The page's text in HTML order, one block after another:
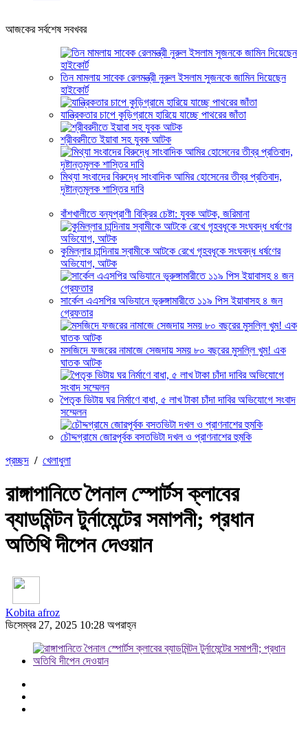
আজকের সর্বশেষ সবখবর
তিন মামলায় সাবেক রেলমন্ত্রী নুরুল ইসলাম সুজনকে জামিন দিয়েছেন
হাইকোর্ট
যান্ত্রিকতার চাপে কুড়িগ্রামে হারিয়ে যাচ্ছে পাথরের জাঁতা
শ্রীবরদীতে ইয়াবা সহ যুবক আটক
মিথ্যা সংবাদের বিরুদ্ধে সাংবাদিক আমির হোসেনের তীব্র প্রতিবাদ,
দৃষ্টান্তমূলক শাস্তির দাবি
বাঁশখালীতে বন্যপ্রাণী বিক্রির চেষ্টা: যুবক আটক, জরিমানা
কুমিল্লার চান্দিনায় স্বামীকে আটকে রেখে গৃহবধূকে সংঘবদ্ধ ধর্ষণের
অভিযোগ, আটক
সার্কেল এএসপির অভিযানে ভূরুঙ্গামারীতে ১১৯ পিস ইয়াবাসহ ৪ জন
গ্রেফতার
মসজিদে ফজরের নামাজে সেজদায় সময় ৮০ বছরের মুসল্লি খুম! এক
ঘাতক আটক
পৈতৃক ভিটায় ঘর নির্মাণে বাধা, ৫ লাখ টাকা চাঁদা দাবির অভিযোগে সংবাদ
সম্মেলন
চৌদ্দগ্রামে জোরপূর্বক বসতভিটা দখল ও প্রাণনাশের হুমকি
প্রচ্ছদ / খেলাধুলা
রাঙ্গাপানিতে পৈনাল স্পোর্টস ক্লাবের
ব্যাডমিন্টন টুর্নামেন্টের সমাপনী; প্রধান
অতিথি দীপেন দেওয়ান
Kobita afroz
ডিসেম্বর 27, 2025 10:28 অপরাহ্ন